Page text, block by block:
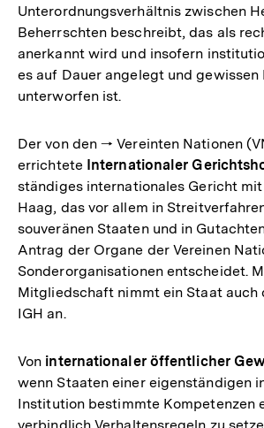
Unterordnungsverhältnis zwischen
Beherrschten beschreibt, das als
anerkannt wird und insofern
es auf Dauer angelegt und gewissen
unterworfen ist.
Der von den 🠒 Vereinten Nationen
errichtete Internationaler
ständiges internationales Gericht
Haag, das vor allem in
souveränen Staaten und in
Antrag der Organe der Vereinen
Sonderorganisationen entscheidet.
Mitgliedschaft nimmt ein Staat auch
IGH an.
Von internationaler öffentlicher
wenn Staaten einer eigenständigen
Institution bestimmte Kompetenzen